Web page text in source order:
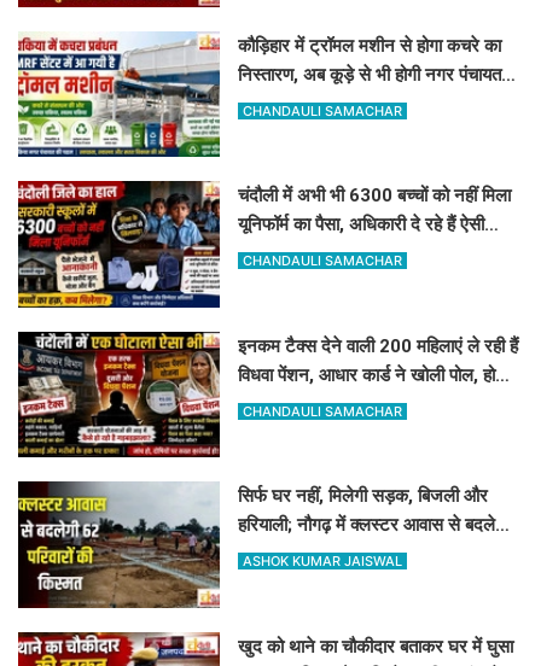
कौड़िहार में ट्रॉमल मशीन से होगा कचरे का
निस्तारण, अब कूड़े से भी होगी नगर पंचायत
की बंपर कमाई
CHANDAULI SAMACHAR
चंदौली में अभी भी 6300 बच्चों को नहीं मिला
यूनिफॉर्म का पैसा, अधिकारी दे रहे हैं ऐसी
दलील
CHANDAULI SAMACHAR
इनकम टैक्स देने वाली 200 महिलाएं ले रही हैं
विधवा पेंशन, आधार कार्ड ने खोली पोल, होगी
रिकवरी
CHANDAULI SAMACHAR
सिर्फ घर नहीं, मिलेगी सड़क, बिजली और
हरियाली; नौगढ़ में क्लस्टर आवास से बदलेगी
62 परिवारों की किस्मत
ASHOK KUMAR JAISWAL
खुद को थाने का चौकीदार बताकर घर में घुसा